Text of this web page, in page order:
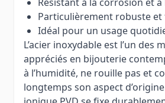
Particulièrement robuste et
Idéal pour un usage
L’acier inoxydable est l’un des
appréciés en bijouterie
à l’humidité, ne rouille pas et
longtemps son aspect